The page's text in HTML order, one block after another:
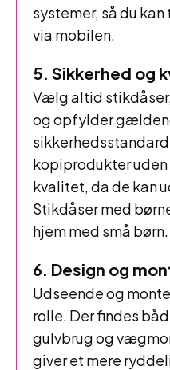
systemer, så du
via mobilen.
5. Sikkerhed og
Vælg altid
og opfylder
kopiprodukter
kvalitet, da de kan
Stikdåser med
hjem med små børn.
6. Design og
Udseende og
rolle. Der findes
gulvbrug og
giver et mere